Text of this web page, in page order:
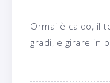
Ormai è caldo, il
gradi, e girare in